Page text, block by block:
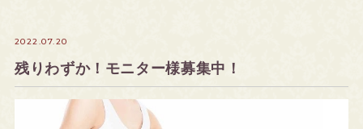
2022.07.20
残りわずか！モニター様募集中！